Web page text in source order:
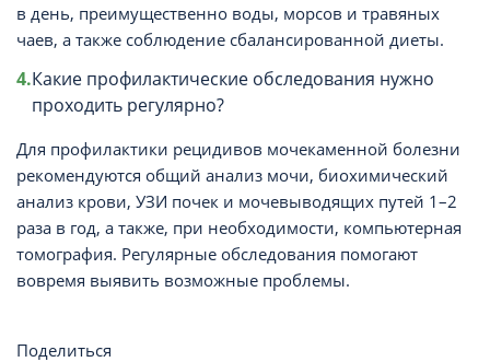
в день, преимущественно воды, морсов и травяных
чаев, а также соблюдение сбалансированной диеты.
Какие профилактические обследования нужно
проходить регулярно?
Для профилактики рецидивов мочекаменной болезни
рекомендуются общий анализ мочи, биохимический
анализ крови, УЗИ почек и мочевыводящих путей 1–2
раза в год, а также, при необходимости, компьютерная
томография. Регулярные обследования помогают
вовремя выявить возможные проблемы.
Поделиться